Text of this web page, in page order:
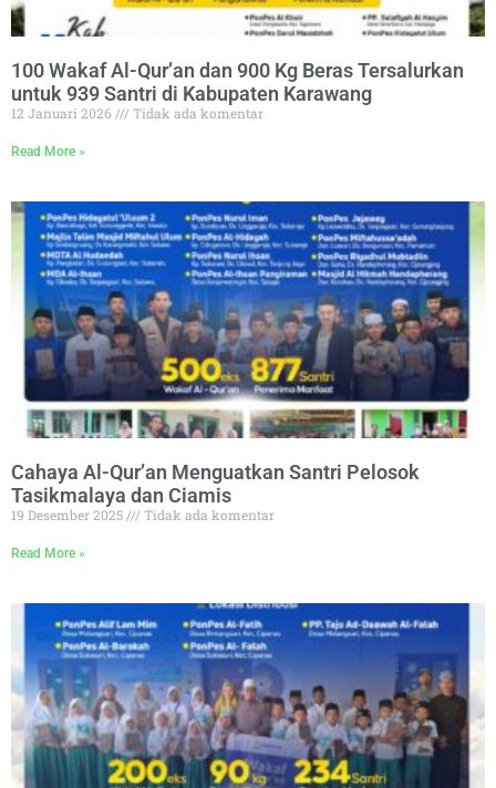
100 Wakaf Al-Qur’an dan 900 Kg Beras Tersalurkan
untuk 939 Santri di Kabupaten Karawang
12 Januari 2026 Tidak ada komentar
Read More »
Cahaya Al-Qur’an Menguatkan Santri Pelosok
Tasikmalaya dan Ciamis
19 Desember 2025 Tidak ada komentar
Read More »